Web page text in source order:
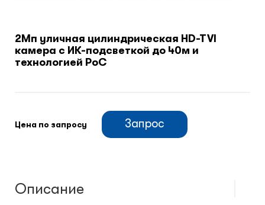
Климатический шкафы
2Мп уличная цилиндрическая HD-TVI
камера с ИК-подсветкой до 40м и
технологией PoC
Цена по запросу Запрос
Описание